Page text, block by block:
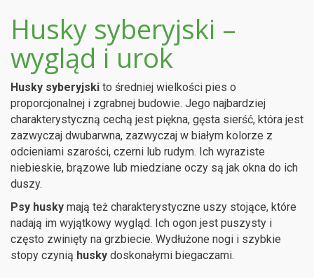
Husky syberyjski –
wygląd i urok
Husky syberyjski to średniej wielkości pies o
proporcjonalnej i zgrabnej budowie. Jego najbardziej
charakterystyczną cechą jest piękna, gęsta sierść, która jest
zazwyczaj dwubarwna, zazwyczaj w białym kolorze z
odcieniami szarości, czerni lub rudym. Ich wyraziste
niebieskie, brązowe lub miedziane oczy są jak okna do ich
duszy.
Psy husky mają też charakterystyczne uszy stojące, które
nadają im wyjątkowy wygląd. Ich ogon jest puszysty i
często zwinięty na grzbiecie. Wydłużone nogi i szybkie
stopy czynią husky doskonałymi biegaczami.